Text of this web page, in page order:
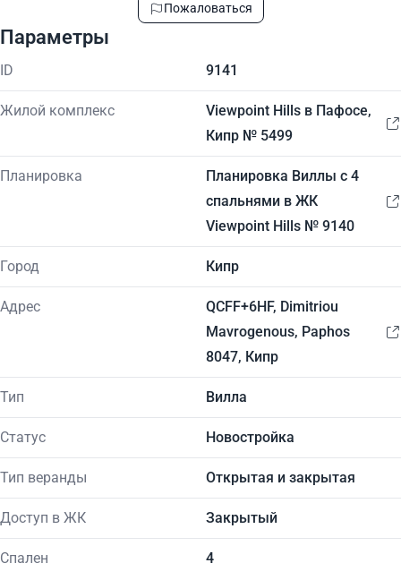
Пожаловаться
Параметры
ID 9141
Жилой комплекс
Viewpoint Hills в Пафосе,
Кипр № 5499
Планировка
Планировка Виллы с 4
спальнями в ЖК
Viewpoint Hills № 9140
Город Кипр
Адрес
QCFF+6HF, Dimitriou
Mavrogenous, Paphos
8047, Кипр
Тип Вилла
Статус Новостройка
Тип веранды Открытая и закрытая
Доступ в ЖК Закрытый
Спален 4